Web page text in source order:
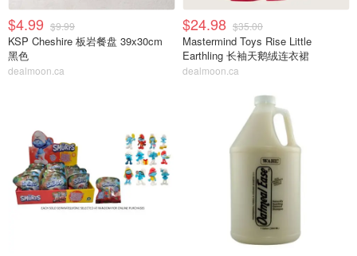
$4.99 $9.99
KSP Cheshire 板岩餐盘 39x30cm
黑色
dealmoon.ca
$24.98 $35.00
Mastermind Toys Rise Little
Earthling 长袖天鹅绒连衣裙
dealmoon.ca